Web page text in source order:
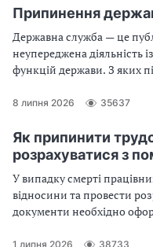
Припинення
Державна служба — це
неупереджена діяльність
функцій держави. З яких
служби? З’ясуймо разом!
8 липня 2026 35637
Як припинити
розрахуватися з
У випадку смерті
відносини та провести
документи необхідно
1 липня 2026 38733